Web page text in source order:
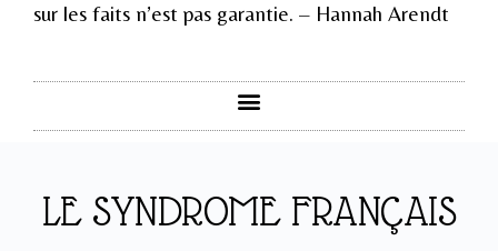
sur les faits n’est pas garantie. – Hannah Arendt
LE SYNDROME FRANÇAIS